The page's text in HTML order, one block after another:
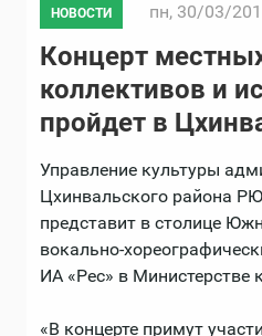
НОВОСТИ пн, 30/03/
Концерт
коллективов и
пройдет в
Управление культуры
Цхинвальского района
представит в столице
вокально-
ИА «Рес» в Министерстве
«В концерте примут